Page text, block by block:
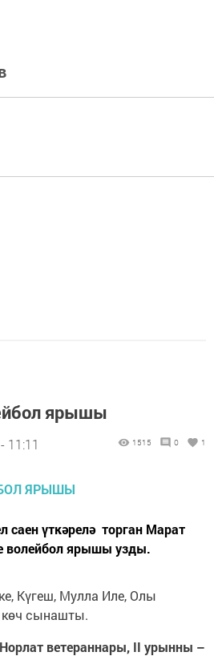
ярышы
11:11 1515 0 1
саен үткәрелә торган Марат
волейбол ярышы узды.
Күгеш, Мулла Иле, Олы
сынашты.
ветераннары, II урынны –